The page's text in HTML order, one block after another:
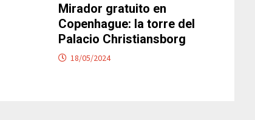
Mirador gratuito en
Copenhague: la torre del
Palacio Christiansborg
18/05/2024